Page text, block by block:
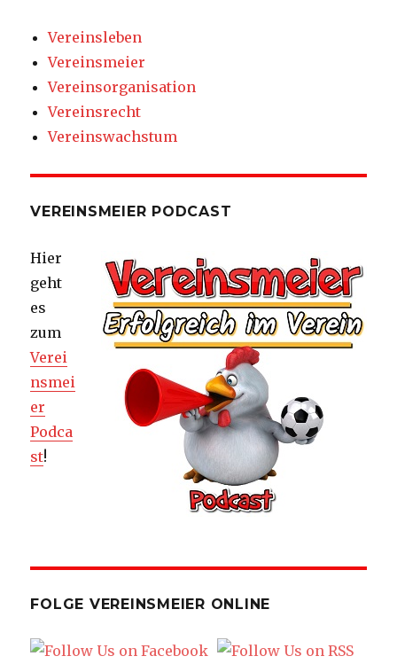
Vereinsleben
Vereinsmeier
Vereinsorganisation
Vereinsrecht
Vereinswachstum
VEREINSMEIER PODCAST
Hier
geht
es
zum
Verei
nsmei
er
Podca
st!
FOLGE VEREINSMEIER ONLINE